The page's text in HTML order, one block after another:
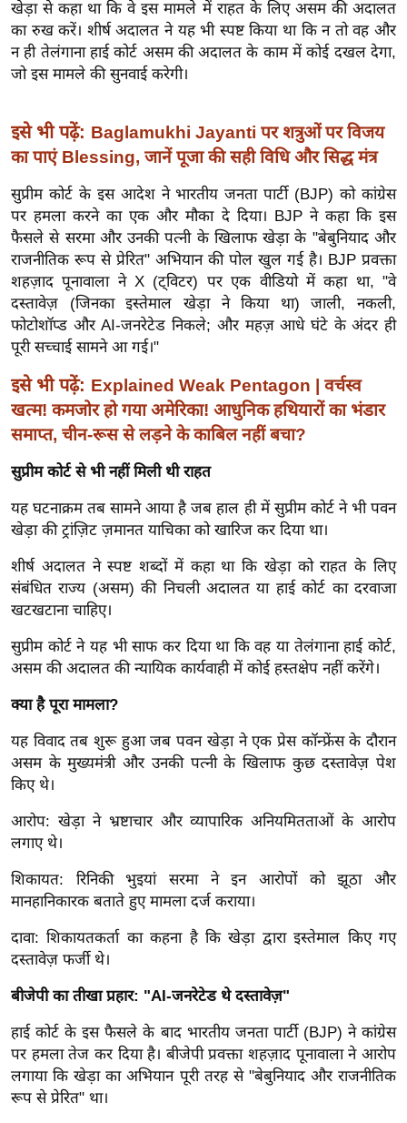
मि
सा
ल
ख्सि
य
त
यं
ग
इं
डि
या
सा
हि
ज
ग
त
ऑ
टो
व
र्ल्ड
न्यू
ज
ब्री
फ
म
रं
ज
न
ज
त
बॉ
ली
वु
हॉ
वु
ड
फि
ल्म
स
खेड़ा से कहा था कि वे इस मामले में राहत के लिए असम की अदालत
का रुख करें। शीर्ष अदालत ने यह भी स्पष्ट किया था कि न तो वह और
न ही तेलंगाना हाई कोर्ट असम की अदालत के काम में कोई दखल देगा,
जो इस मामले की सुनवाई करेगी।
इसे भी पढ़ें: Baglamukhi Jayanti पर शत्रुओं पर विजय
का पाएं Blessing, जानें पूजा की सही विधि और सिद्ध मंत्र
सुप्रीम कोर्ट के इस आदेश ने भारतीय जनता पार्टी (BJP) को कांग्रेस
पर हमला करने का एक और मौका दे दिया। BJP ने कहा कि इस
फैसले से सरमा और उनकी पत्नी के खिलाफ खेड़ा के "बेबुनियाद और
राजनीतिक रूप से प्रेरित" अभियान की पोल खुल गई है। BJP प्रवक्ता
शहज़ाद पूनावाला ने X (ट्विटर) पर एक वीडियो में कहा था, "वे
दस्तावेज़ (जिनका इस्तेमाल खेड़ा ने किया था) जाली, नकली,
फोटोशॉप्ड और AI-जनरेटेड निकले; और महज़ आधे घंटे के अंदर ही
पूरी सच्चाई सामने आ गई।"
इसे भी पढ़ें: Explained Weak Pentagon | वर्चस्व
खत्म! कमजोर हो गया अमेरिका! आधुनिक हथियारों का भंडार
समाप्त, चीन-रूस से लड़ने के काबिल नहीं बचा?
सुप्रीम कोर्ट से भी नहीं मिली थी राहत
यह घटनाक्रम तब सामने आया है जब हाल ही में सुप्रीम कोर्ट ने भी पवन
खेड़ा की ट्रांज़िट ज़मानत याचिका को खारिज कर दिया था।
शीर्ष अदालत ने स्पष्ट शब्दों में कहा था कि खेड़ा को राहत के लिए
संबंधित राज्य (असम) की निचली अदालत या हाई कोर्ट का दरवाजा
खटखटाना चाहिए।
सुप्रीम कोर्ट ने यह भी साफ कर दिया था कि वह या तेलंगाना हाई कोर्ट,
असम की अदालत की न्यायिक कार्यवाही में कोई हस्तक्षेप नहीं करेंगे।
क्या है पूरा मामला?
यह विवाद तब शुरू हुआ जब पवन खेड़ा ने एक प्रेस कॉन्फ्रेंस के दौरान
असम के मुख्यमंत्री और उनकी पत्नी के खिलाफ कुछ दस्तावेज़ पेश
किए थे।
आरोप: खेड़ा ने भ्रष्टाचार और व्यापारिक अनियमितताओं के आरोप
लगाए थे।
शिकायत: रिनिकी भुइयां सरमा ने इन आरोपों को झूठा और
मानहानिकारक बताते हुए मामला दर्ज कराया।
दावा: शिकायतकर्ता का कहना है कि खेड़ा द्वारा इस्तेमाल किए गए
दस्तावेज़ फर्जी थे।
बीजेपी का तीखा प्रहार: "AI-जनरेटेड थे दस्तावेज़"
हाई कोर्ट के इस फैसले के बाद भारतीय जनता पार्टी (BJP) ने कांग्रेस
पर हमला तेज कर दिया है। बीजेपी प्रवक्ता शहज़ाद पूनावाला ने आरोप
लगाया कि खेड़ा का अभियान पूरी तरह से "बेबुनियाद और राजनीतिक
रूप से प्रेरित" था।